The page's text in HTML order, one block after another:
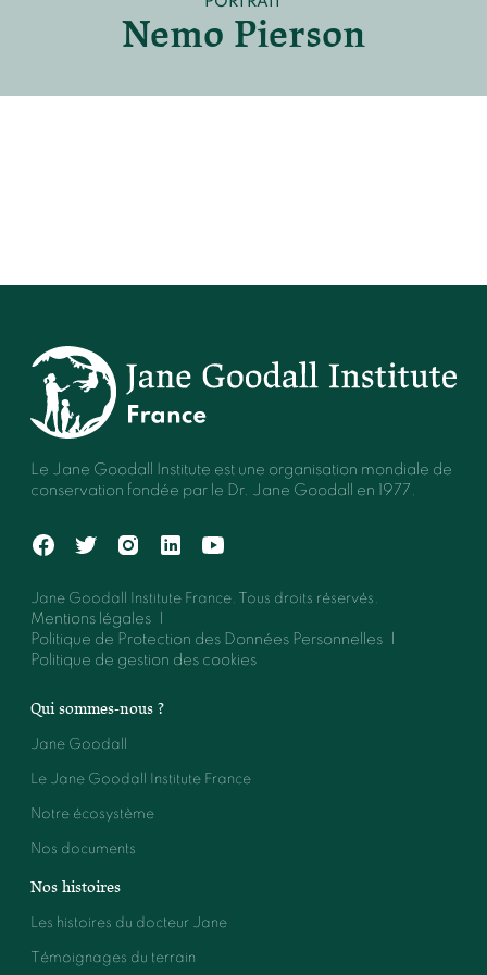
Vies de primates
Devenir membre du "Cercle des Amis de Jane"
Nemo Pierson
Le Jane Goodall Institute est une organisation mondiale de
conservation fondée par le Dr. Jane Goodall en 1977.
Jane Goodall Institute France. Tous droits réservés.
Mentions légales
Politique de Protection des Données Personnelles
Politique de gestion des cookies
Qui sommes-nous ?
Jane Goodall
Le Jane Goodall Institute France
Notre écosystème
Nos documents
Nos histoires
Les histoires du docteur Jane
Témoignages du terrain